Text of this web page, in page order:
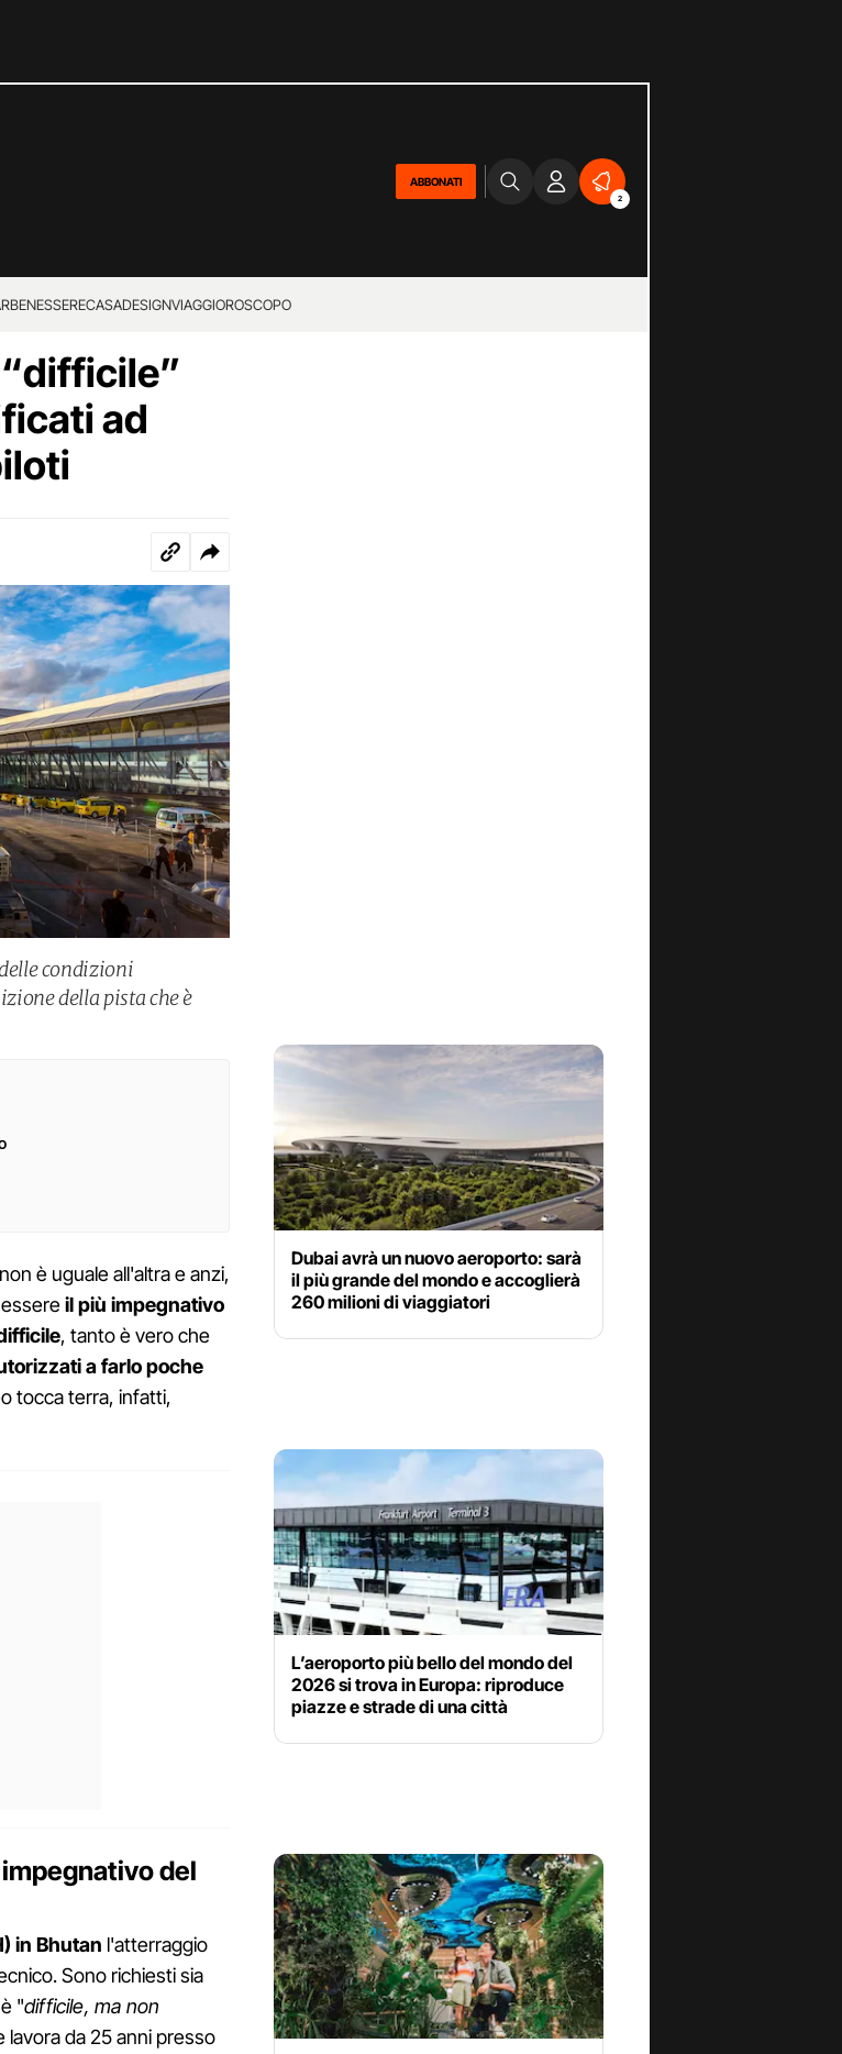
ABBONATI
2
BENESSERECASADESIGNVIAGGIOROSCOPO
ad
condizioni
della pista che è
è uguale all'altra e anzi,
il più impegnativo
, tanto è vero che
a farlo poche
tocca terra, infatti,
del
in Bhutan l'atterraggio
Sono richiesti sia
"difficile, ma non
lavora da 25 anni presso
Dubai avrà un nuovo aeroporto: sarà
il più grande del mondo e accoglierà
260 milioni di viaggiatori
L’aeroporto più bello del mondo del
2026 si trova in Europa: riproduce
piazze e strade di una città